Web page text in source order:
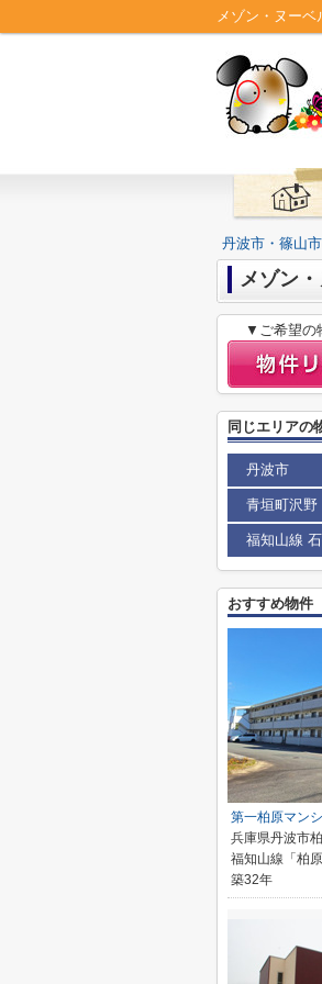
メゾン・ヌー
丹波市・篠山
メゾン
▼ご希望の
同じエリアの
丹波市
青垣町沢野
福知山線
おすすめ物件
第一柏原マン
兵庫県丹波市
福知山線「柏
築32年